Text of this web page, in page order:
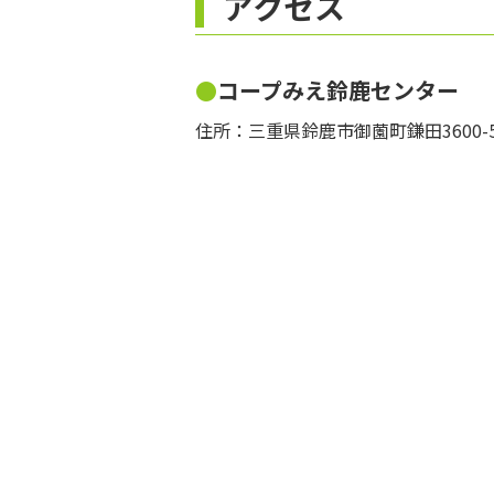
コープみえ鈴鹿センター
住所：三重県鈴鹿市御薗町鎌田3600-